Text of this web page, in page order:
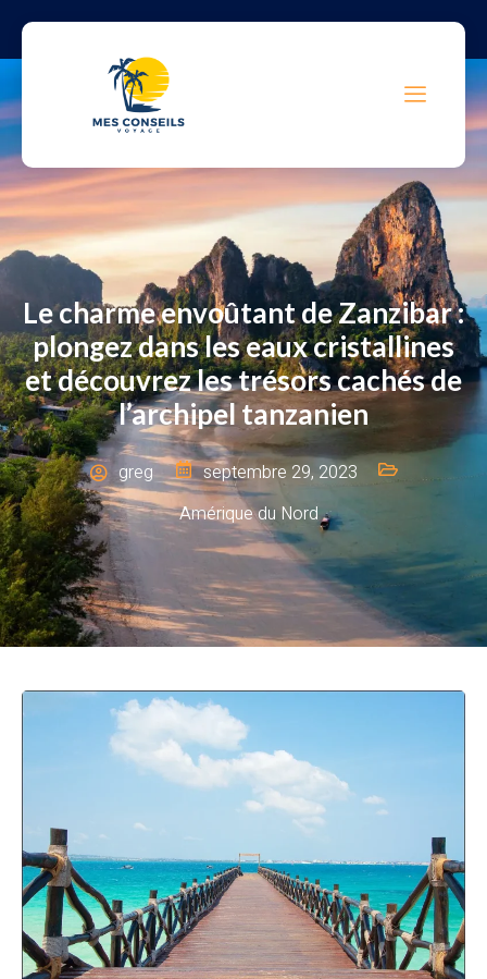
Le charme envoûtant de Zanzibar :
plongez dans les eaux cristallines
et découvrez les trésors cachés de
l’archipel tanzanien
greg
septembre 29, 2023
Amérique du Nord